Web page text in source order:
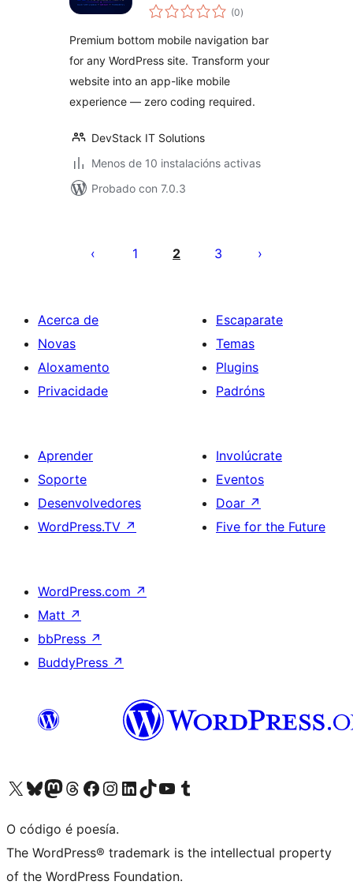
Bottom Navigation
(0valoracións
totais
)
Premium bottom mobile navigation bar
for any WordPress site. Transform your
website into an app-like mobile
experience — zero coding required.
DevStack IT Solutions
Menos de 10 instalacións activas
Probado con 7.0.3
1 2 3
Acerca de
Novas
Aloxamento
Privacidade
Escaparate
Temas
Plugins
Padróns
Aprender
Soporte
Desenvolvedores
WordPress.TV ↗
Involúcrate
Eventos
Doar ↗
Five for the Future
WordPress.com ↗
Matt ↗
bbPress ↗
BuddyPress ↗
Visita la cuenta de X (anteriormente Twitter)
Visita a nosa conta de Bluesky
Visita a nosa conta de Mastodon
Visita a nosa conta de Threads
Visita a nosa páxina de Facebook
Visita a nosa conta de Instagram
Visita a nosa conta de LinkedIn
Visita a nosa conta de TikTok
Visita a nosa canle de YouTube
Visita a nosa conta de Tumblr
O código é poesía.
The WordPress® trademark is the intellectual property
of the WordPress Foundation.